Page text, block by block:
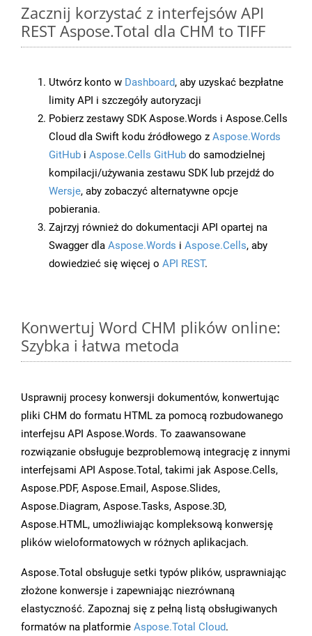
Zacznij korzystać z interfejsów API
REST Aspose.Total dla CHM to TIFF
Utwórz konto w Dashboard, aby uzyskać bezpłatne
limity API i szczegóły autoryzacji
Pobierz zestawy SDK Aspose.Words i Aspose.Cells
Cloud dla Swift kodu źródłowego z Aspose.Words
GitHub i Aspose.Cells GitHub do samodzielnej
kompilacji/używania zestawu SDK lub przejdź do
Wersje, aby zobaczyć alternatywne opcje
pobierania.
Zajrzyj również do dokumentacji API opartej na
Swagger dla Aspose.Words i Aspose.Cells, aby
dowiedzieć się więcej o API REST.
Konwertuj Word CHM plików online:
Szybka i łatwa metoda
Usprawnij procesy konwersji dokumentów, konwertując
pliki CHM do formatu HTML za pomocą rozbudowanego
interfejsu API Aspose.Words. To zaawansowane
rozwiązanie obsługuje bezproblemową integrację z innymi
interfejsami API Aspose.Total, takimi jak Aspose.Cells,
Aspose.PDF, Aspose.Email, Aspose.Slides,
Aspose.Diagram, Aspose.Tasks, Aspose.3D,
Aspose.HTML, umożliwiając kompleksową konwersję
plików wieloformatowych w różnych aplikacjach.
Aspose.Total obsługuje setki typów plików, usprawniając
złożone konwersje i zapewniając niezrównaną
elastyczność. Zapoznaj się z pełną listą obsługiwanych
formatów na platformie Aspose.Total Cloud.